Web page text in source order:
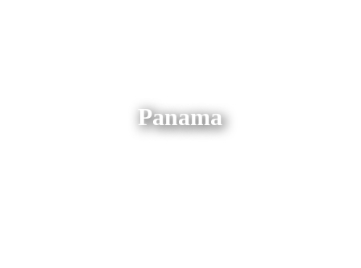
Panama